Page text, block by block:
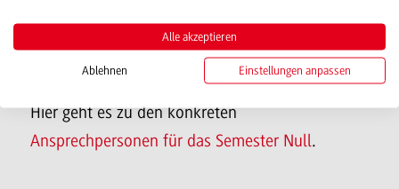
Ansprechpersonen im ESC.
Mitarbeitende des Semester Null
Hier geht es zu den konkreten
Ansprechpersonen für das Semester Null.
Alle akzeptieren
Ablehnen Einstellungen anpassen